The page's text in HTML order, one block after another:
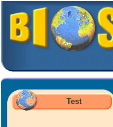
Test